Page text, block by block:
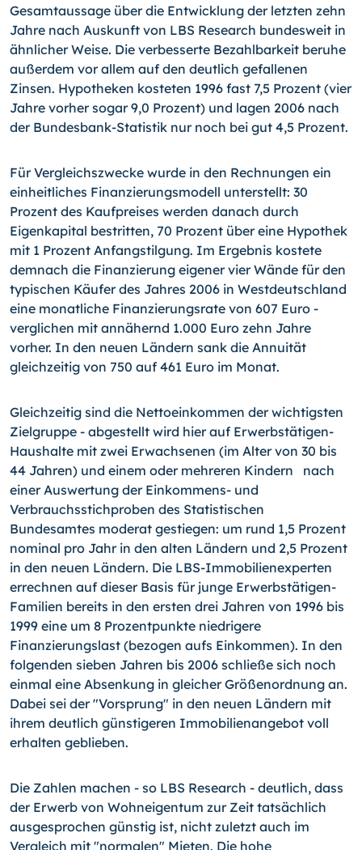
Gesamtaussage über die Entwicklung der letzten zehn
Jahre nach Auskunft von LBS Research bundesweit in
ähnlicher Weise. Die verbesserte Bezahlbarkeit beruhe
außerdem vor allem auf den deutlich gefallenen
Zinsen. Hypotheken kosteten 1996 fast 7,5 Prozent (vier
Jahre vorher sogar 9,0 Prozent) und lagen 2006 nach
der Bundesbank-Statistik nur noch bei gut 4,5 Prozent.
Für Vergleichszwecke wurde in den Rechnungen ein
einheitliches Finanzierungsmodell unterstellt: 30
Prozent des Kaufpreises werden danach durch
Eigenkapital bestritten, 70 Prozent über eine Hypothek
mit 1 Prozent Anfangstilgung. Im Ergebnis kostete
demnach die Finanzierung eigener vier Wände für den
typischen Käufer des Jahres 2006 in Westdeutschland
eine monatliche Finanzierungsrate von 607 Euro -
verglichen mit annähernd 1.000 Euro zehn Jahre
vorher. In den neuen Ländern sank die Annuität
gleichzeitig von 750 auf 461 Euro im Monat.
Gleichzeitig sind die Nettoeinkommen der wichtigsten
Zielgruppe - abgestellt wird hier auf Erwerbstätigen-
Haushalte mit zwei Erwachsenen (im Alter von 30 bis
44 Jahren) und einem oder mehreren Kindern nach
einer Auswertung der Einkommens- und
Verbrauchsstichproben des Statistischen
Bundesamtes moderat gestiegen: um rund 1,5 Prozent
nominal pro Jahr in den alten Ländern und 2,5 Prozent
in den neuen Ländern. Die LBS-Immobilienexperten
errechnen auf dieser Basis für junge Erwerbstätigen-
Familien bereits in den ersten drei Jahren von 1996 bis
1999 eine um 8 Prozentpunkte niedrigere
Finanzierungslast (bezogen aufs Einkommen). In den
folgenden sieben Jahren bis 2006 schließe sich noch
einmal eine Absenkung in gleicher Größenordnung an.
Dabei sei der "Vorsprung" in den neuen Ländern mit
ihrem deutlich günstigeren Immobilienangebot voll
erhalten geblieben.
Die Zahlen machen - so LBS Research - deutlich, dass
der Erwerb von Wohneigentum zur Zeit tatsächlich
ausgesprochen günstig ist, nicht zuletzt auch im
Vergleich mit "normalen" Mieten. Die hohe